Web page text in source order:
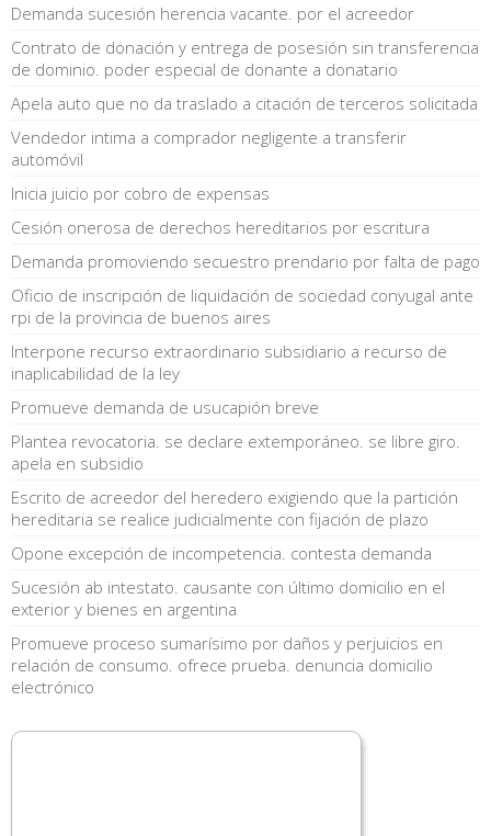
Demanda sucesión herencia vacante. por el acreedor
Contrato de donación y entrega de posesión sin transferencia
de dominio. poder especial de donante a donatario
Apela auto que no da traslado a citación de terceros solicitada
Vendedor intima a comprador negligente a transferir
automóvil
Inicia juicio por cobro de expensas
Cesión onerosa de derechos hereditarios por escritura
Demanda promoviendo secuestro prendario por falta de pago
Oficio de inscripción de liquidación de sociedad conyugal ante
rpi de la provincia de buenos aires
Interpone recurso extraordinario subsidiario a recurso de
inaplicabilidad de la ley
Promueve demanda de usucapión breve
Plantea revocatoria. se declare extemporáneo. se libre giro.
apela en subsidio
Escrito de acreedor del heredero exigiendo que la partición
hereditaria se realice judicialmente con fijación de plazo
Opone excepción de incompetencia. contesta demanda
Sucesión ab intestato. causante con último domicilio en el
exterior y bienes en argentina
Promueve proceso sumarísimo por daños y perjuicios en
relación de consumo. ofrece prueba. denuncia domicilio
electrónico